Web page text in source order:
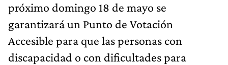
próximo domingo 18 de mayo se
garantizará un Punto de Votación
Accesible para que las personas con
discapacidad o con dificultades para